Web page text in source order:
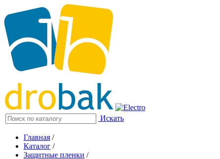
Искать
Главная /
Каталог /
Защитные пленки /